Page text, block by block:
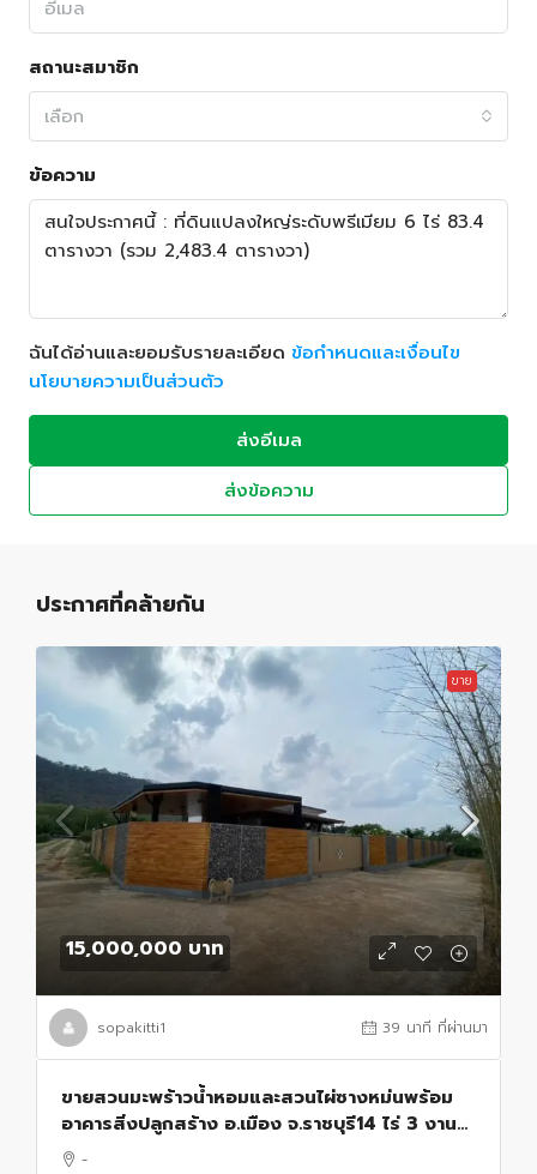
สถานะสมาชิก
เลือก
ข้อความ
ฉันได้อ่านและยอมรับรายละเอียด ข้อกำหนดและเงื่อนไข
นโยบายความเป็นส่วนตัว
ส่งอีเมล
ส่งข้อความ
ประกาศที่คล้ายกัน
ขาย
15,000,000 บาท
sopakitti1 39 นาที ที่ผ่านมา
ขายสวนมะพร้าวน้ำหอมและสวนไผ่ซางหม่นพร้อม
อาคารสิ่งปลูกสร้าง อ.เมือง จ.ราชบุรี14 ไร่ 3 งาน
76 ตรว.
-